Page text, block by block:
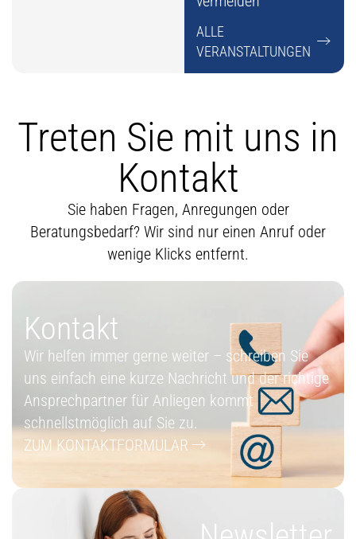
ALLE
VERANSTALTUNGEN
Treten Sie mit uns in
Kontakt
Sie haben Fragen, Anregungen oder
Beratungsbedarf? Wir sind nur einen Anruf oder
wenige Klicks entfernt.
Kontakt
Wir helfen immer gerne weiter – schreiben Sie
uns einfach eine kurze Nachricht und der richtige
Ansprechpartner für Anliegen kommt
schnellstmöglich auf Sie zu.
ZUM KONTAKTFORMULAR